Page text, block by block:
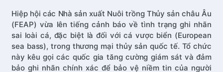
Hiệp hội các Nhà sản xuất Nuôi trồng Thủy sản châu Âu
(FEAP) vừa lên tiếng cảnh báo về tình trạng ghi nhãn
sai loài cá, đặc biệt là đối với cá vược biển (European
sea bass), trong thương mại thủy sản quốc tế. Tổ chức
này kêu gọi các quốc gia tăng cường giám sát và đảm
bảo ghi nhãn chính xác để bảo vệ niềm tin của người